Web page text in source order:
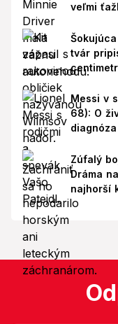
veľmi
tvár
Messi v
68): O
Zúfalý
Dráma
najhorší